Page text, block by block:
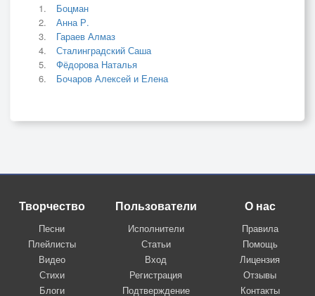
Боцман
Анна Р.
Гараев Алмаз
Сталинградский Саша
Фёдорова Наталья
Бочаров Алексей и Елена
Творчество
Песни
Плейлисты
Видео
Стихи
Блоги
Пользователи
Исполнители
Статьи
Вход
Регистрация
Подтверждение
О нас
Правила
Помощь
Лицензия
Отзывы
Контакты